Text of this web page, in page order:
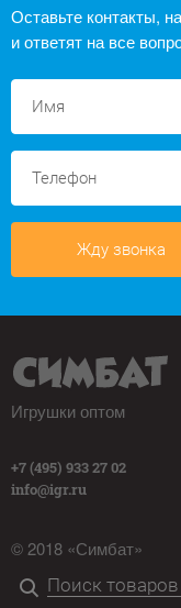
Оставьте контакты,
и ответят на все
Жду звонка
Игрушки оптом
+7 (495) 933 27 02
info@igr.ru
© 2018 «Симбат»